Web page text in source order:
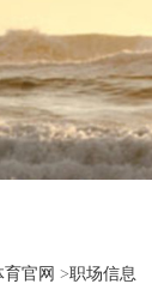
育官网 >职场信息